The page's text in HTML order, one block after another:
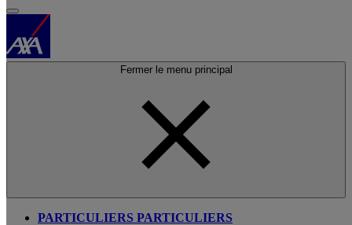
Fermer le menu principal
PARTICULIERS PARTICULIERS